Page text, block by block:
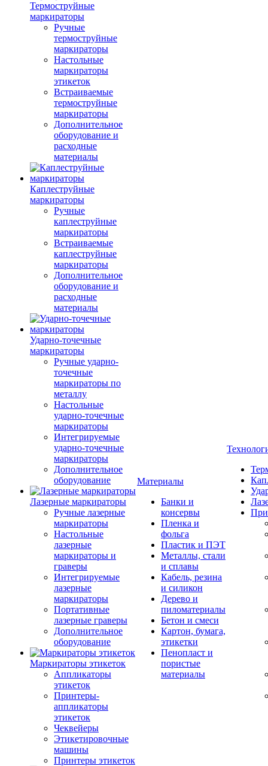
Термоструйные
маркираторы
Ручные
термоструйные
маркираторы
Настольные
маркираторы
этикеток
Встраиваемые
термоструйные
маркираторы
Дополнительное
оборудование и
расходные
материалы
Каплеструйные
маркираторы
Ручные
каплеструйные
маркираторы
Встраиваемые
каплеструйные
маркираторы
Дополнительное
оборудование и
расходные
материалы
Ударно-точечные
маркираторы
Ручные ударно-
точечные
маркираторы по
металлу
Настольные
ударно-точечные
маркираторы
Интегрируемые
ударно-точечные
маркираторы
Дополнительное
оборудование
Лазерные маркираторы
Ручные лазерные
маркираторы
Настольные
лазерные
маркираторы и
граверы
Интегрируемые
лазерные
маркираторы
Портативные
лазерные граверы
Дополнительное
оборудование
Маркираторы этикеток
Аппликаторы
этикеток
Принтеры-
аппликаторы
этикеток
Чеквейеры
Этикетировочные
машины
Принтеры этикеток
Материалы
Банки и
консервы
Пленка и
фольга
Пластик и ПЭТ
Металлы, стали
и сплавы
Кабель, резина
и силикон
Дерево и
пиломатериалы
Бетон и смеси
Картон, бумага,
этикетки
Пенопласт и
пористые
материалы